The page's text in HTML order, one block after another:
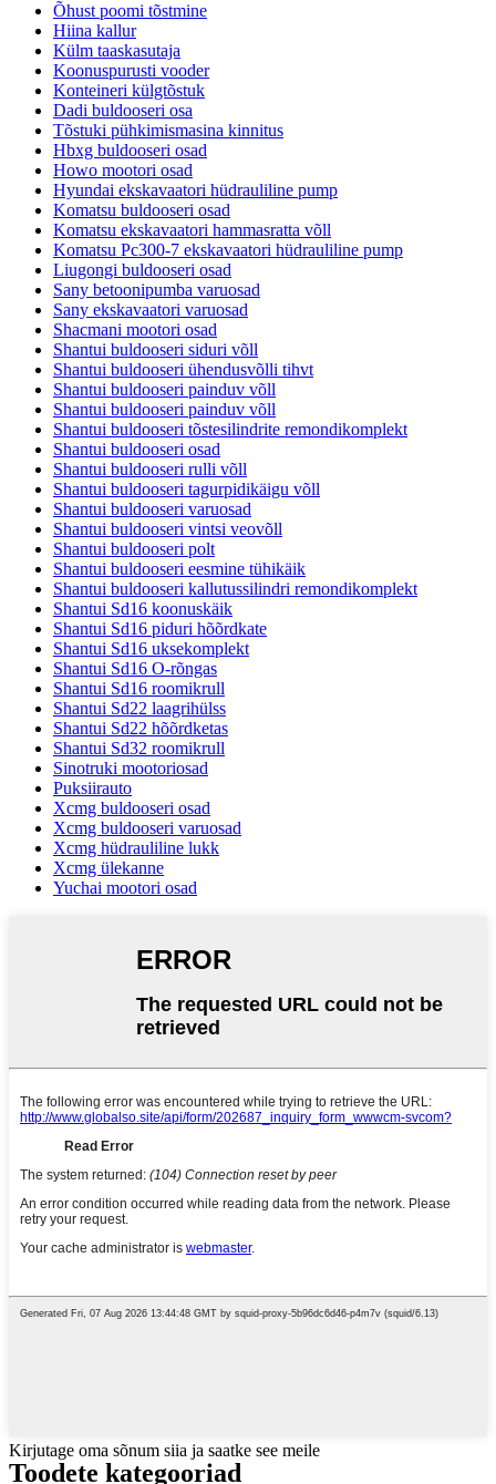
Õhust poomi tõstmine
Hiina kallur
Külm taaskasutaja
Koonuspurusti vooder
Konteineri külgtõstuk
Dadi buldooseri osa
Tõstuki pühkimismasina kinnitus
Hbxg buldooseri osad
Howo mootori osad
Hyundai ekskavaatori hüdrauliline pump
Komatsu buldooseri osad
Komatsu ekskavaatori hammasratta võll
Komatsu Pc300-7 ekskavaatori hüdrauliline pump
Liugongi buldooseri osad
Sany betoonipumba varuosad
Sany ekskavaatori varuosad
Shacmani mootori osad
Shantui buldooseri siduri võll
Shantui buldooseri ühendusvõlli tihvt
Shantui buldooseri painduv võll
Shantui buldooseri painduv võll
Shantui buldooseri tõstesilindrite remondikomplekt
Shantui buldooseri osad
Shantui buldooseri rulli võll
Shantui buldooseri tagurpidikäigu võll
Shantui buldooseri varuosad
Shantui buldooseri vintsi veovõll
Shantui buldooseri polt
Shantui buldooseri eesmine tühikäik
Shantui buldooseri kallutussilindri remondikomplekt
Shantui Sd16 koonuskäik
Shantui Sd16 piduri hõõrdkate
Shantui Sd16 uksekomplekt
Shantui Sd16 O-rõngas
Shantui Sd16 roomikrull
Shantui Sd22 laagrihülss
Shantui Sd22 hõõrdketas
Shantui Sd32 roomikrull
Sinotruki mootoriosad
Puksiirauto
Xcmg buldooseri osad
Xcmg buldooseri varuosad
Xcmg hüdrauliline lukk
Xcmg ülekanne
Yuchai mootori osad
Kirjutage oma sõnum siia ja saatke see meile
Toodete kategooriad